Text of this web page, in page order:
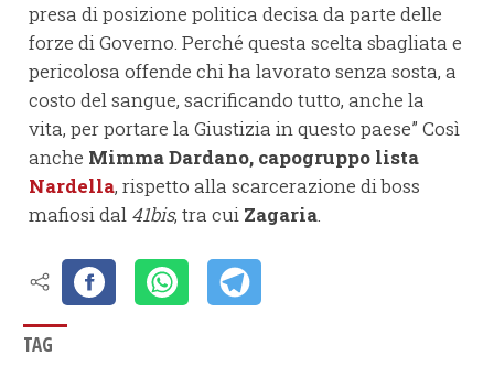
presa di posizione politica decisa da parte delle
forze di Governo. Perché questa scelta sbagliata e
pericolosa offende chi ha lavorato senza sosta, a
costo del sangue, sacrificando tutto, anche la
vita, per portare la Giustizia in questo paese” Così
anche Mimma Dardano, capogruppo lista
Nardella, rispetto alla scarcerazione di boss
mafiosi dal 41bis, tra cui Zagaria.
TAG